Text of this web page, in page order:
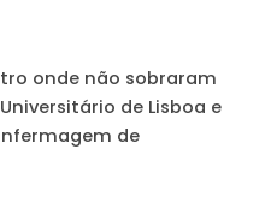
onde não sobraram
de Lisboa e
de